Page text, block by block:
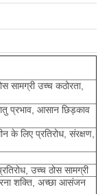
उच्च कठोरता,
प्रभाव, आसान छिड़काव
के लिए प्रतिरोध, संरक्षण,
उच्च ठोस सामग्री
शक्ति, अच्छा आसंजन